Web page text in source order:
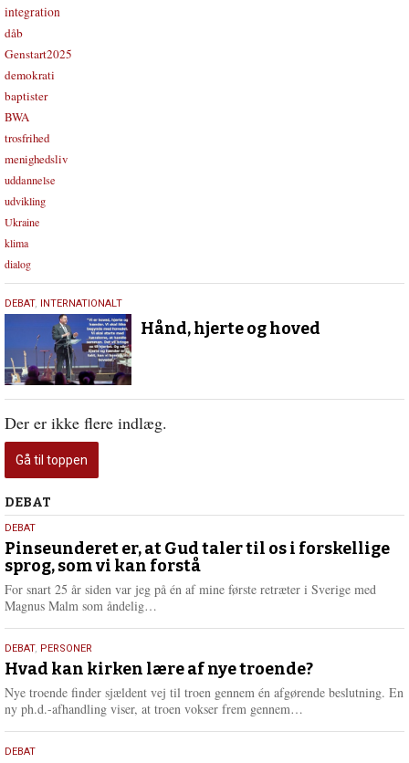
integration
dåb
Genstart2025
demokrati
baptister
BWA
trosfrihed
menighedsliv
uddannelse
udvikling
Ukraine
klima
dialog
24.
2025
DEBAT, INTERNATIONALT
Hånd, hjerte og hoved
Der er ikke flere indlæg.
Gå til toppen
Debat
DEBAT
5.
august
2026
DEBAT
Pinseunderet er, at Gud taler til os i forskellige
sprog, som vi kan forstå
For snart 25 år siden var jeg på én af mine første retræter i Sverige med
Magnus Malm som åndelig…
e
r
e
25.
juli
2026
DEBAT, PERSONER
Hvad kan kirken lære af nye troende?
Nye troende finder sjældent vej til troen gennem én afgørende beslutning. En
ny ph.d.-afhandling viser, at troen vokser frem gennem…
9.
DEBAT